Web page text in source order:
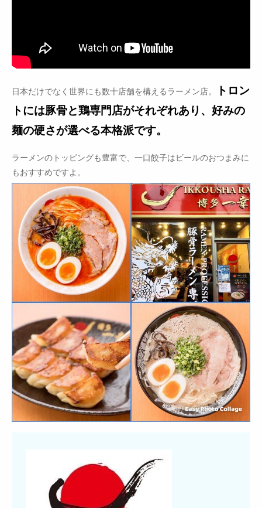
日本だけでなく世界にも数十店舗を構えるラーメン店。
トロン
トには豚骨と鶏専門店がそれぞれあり、好みの
麺の硬さが選べる本格派です。
ラーメンのトッピングも豊富で、一口餃子はビールのおつまみに
もおすすめですよ。